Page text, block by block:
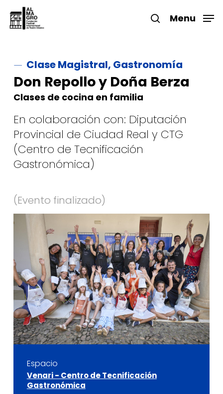
main
search
Menu
Clase Magistral, Gastronomía
Don Repollo y Doña Berza
Clases de cocina en familia
En colaboración con: Diputación
Provincial de Ciudad Real y CTG
(Centro de Tecnificación
Gastronómica)
Espacio
Venari - Centro de Tecnificación
Gastronómica